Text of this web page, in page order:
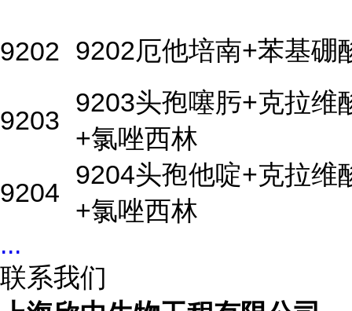
9202 9202厄他培南+苯基硼
9203
9203头孢噻肟+克拉维
+氯唑西林
9204
9204头孢他啶+克拉维
+氯唑西林
...
联系我们